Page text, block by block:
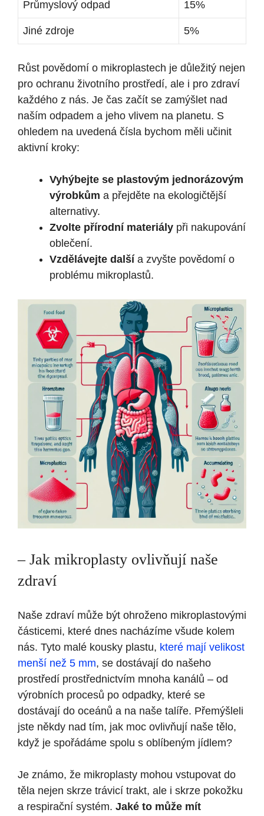
Průmyslový odpad 15%
Jiné zdroje 5%
Růst povědomí o mikroplastech je důležitý nejen
pro ochranu životního prostředí, ale i pro zdraví
každého z nás. Je čas začít se zamýšlet nad
naším odpadem a jeho vlivem na planetu. S
ohledem na uvedená čísla bychom měli učinit
aktivní kroky:
Vyhýbejte se plastovým jednorázovým
výrobkům a přejděte na ekologičtější
alternativy.
Zvolte přírodní materiály při nakupování
oblečení.
Vzdělávejte další a zvyšte povědomí o
problému mikroplastů.
– Jak mikroplasty ovlivňují naše
zdraví
Naše zdraví může být ohroženo mikroplastovými
částicemi, které dnes nacházíme všude kolem
nás. Tyto malé kousky plastu, které mají velikost
menší než 5 mm, se dostávají do našeho
prostředí prostřednictvím mnoha kanálů – od
výrobních procesů po odpadky, které se
dostávají do oceánů a na naše talíře. Přemýšleli
jste někdy nad tím, jak moc ovlivňují naše tělo,
když je spořádáme spolu s oblíbeným jídlem?
Je známo, že mikroplasty mohou vstupovat do
těla nejen skrze trávicí trakt, ale i skrze pokožku
a respirační systém. Jaké to může mít